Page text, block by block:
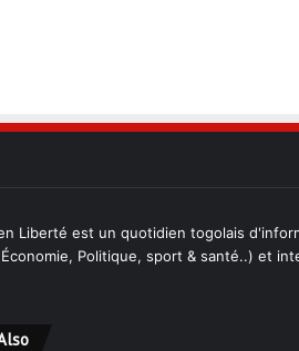
Liberté est un quotidien togolais
Politique, sport & santé..) et